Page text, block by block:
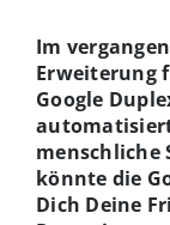
Im
Erweiterung
Google
könnte die
Dich Deine